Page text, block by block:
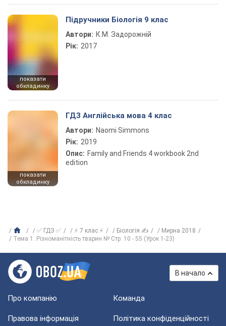
показати
обкладинку
Підручники Біологія 9 клас
Автори: К.М. Задорожній
Рік: 2017
показати
обкладинку
ГДЗ Англійська мова 4 клас
Автори: Naomi Simmons
Рік: 2019
Опис: Family and Friends 4 workbook 2nd
edition
✅ ГДЗ ✅ ⚡ 7 клас ⚡ Біологія ✍
Мирна 2018
Тема 1. Різноманітність тварин № Стр. 10 - 55 (Урок 1-23)
В начало
Про компанію Команда
Правова інформація Політика конфіденційності